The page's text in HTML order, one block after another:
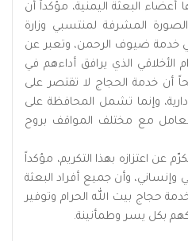
أعضاء البعثة اليمنية، مؤكداً أن
المشرفة لمنتسبي وزارة
في خدمة ضيوف الرحمن، وتعبر عن
الأخلاقي الذي يرافق أداءهم في
أن خدمة الحجاج لا تقتصر على
وإنما تشمل المحافظة على
مع مختلف المواقف بروح
عن اعتزازه بهذا التكريم، مؤكداً
وإنساني، وأن جميع أفراد البعثة
حجاج بيت الله الحرام وتوفير
بكل يسر وطمأنينة.